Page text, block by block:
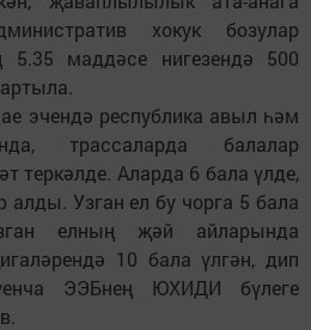
хокук бозулар
5.35 маддәсе нигезендә 500
эчендә республика авыл һәм
трассаларда балалар
теркәлде. Аларда 6 бала үлде,
алды. Узган ел бу чорга 5 бала
елның җәй айларында
10 бала үлгән, дип
ЭЭБнең ЮХИДИ бүлеге